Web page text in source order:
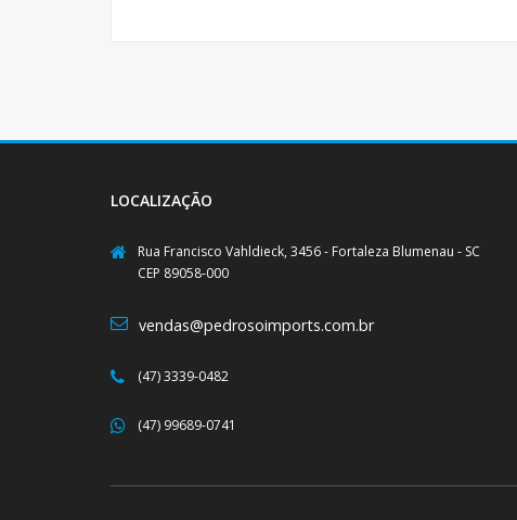
LOCALIZAÇÃO
Rua Francisco Vahldieck, 3456 - Fortaleza Blumenau - SC
CEP 89058-000
vendas@pedrosoimports.com.br
(47) 3339-0482
(47) 99689-0741